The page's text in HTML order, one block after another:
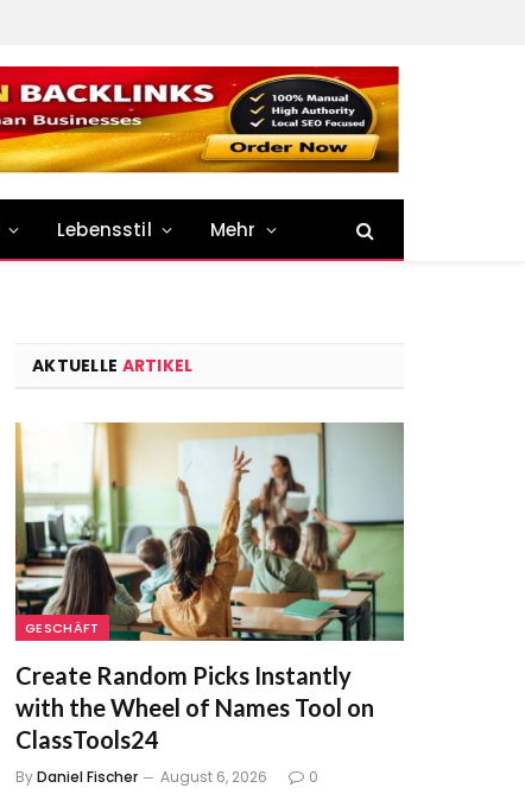
Lebensstil Mehr
AKTUELLE ARTIKEL
GESCHÄFT
Create Random Picks Instantly
with the Wheel of Names Tool on
ClassTools24
ByDaniel Fischer August 6, 2026 0